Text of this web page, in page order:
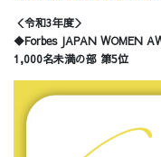
＜令和3年度＞
◆Forbes JAPAN WOMEN
1,000名未満の部 第5位